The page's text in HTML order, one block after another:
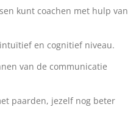
kunt coachen met hulp van
en cognitief niveau.
van de communicatie
paarden, jezelf nog beter